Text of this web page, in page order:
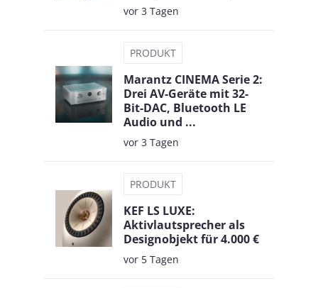
vor 3 Tagen
PRODUKT
Marantz CINEMA Serie 2:
Drei AV-Geräte mit 32-
Bit-DAC, Bluetooth LE
Audio und ...
vor 3 Tagen
PRODUKT
KEF LS LUXE:
Aktivlautsprecher als
Designobjekt für 4.000 €
vor 5 Tagen